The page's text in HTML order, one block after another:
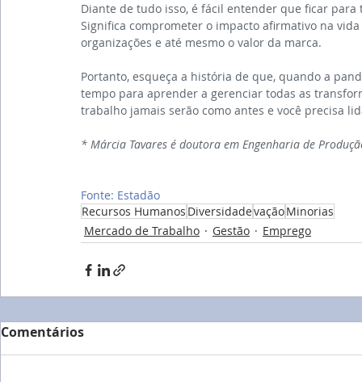
Diante de tudo isso, é fácil entender que ficar
Significa comprometer o impacto afirmativo na
organizações e até mesmo o valor da marca.
Portanto, esqueça a história de que, quando a
tempo para aprender a gerenciar todas as
trabalho jamais serão como antes e você precisa
* Márcia Tavares é doutora em Engenharia de
Fonte: Estadão
Recursos Humanos DiversidadevaçãoMinorias
Mercado de Trabalho
Gestão Emprego
Comentários